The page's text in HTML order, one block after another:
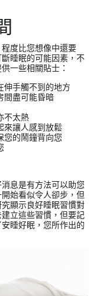
度比您想像中還要
睡眠的可能因素，不
一些相關貼士：
伸手觸不到的地方
間盡可能昏暗
不太熱
來讓人感到放鬆
您的鬧鐘背向您
息是有方法可以助您
始看似令人卻步，但
顯示良好睡眠習慣對
立這些習慣，但要記
睡好眠，您所作出的